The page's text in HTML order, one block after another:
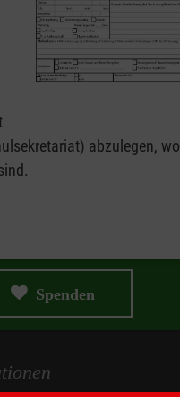
abzulegen, wo
Spenden